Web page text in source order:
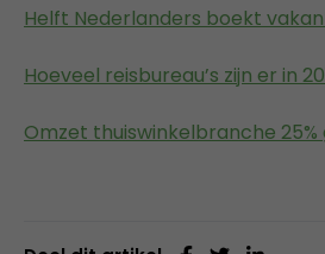
Helft Nederlanders boekt
Hoeveel reisbureau’s zijn er in
Omzet thuiswinkelbranche